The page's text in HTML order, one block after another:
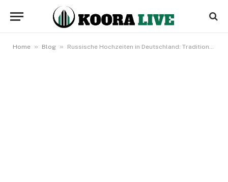
Home » Blog » Russische Hochzeiten in Deutschland: Traditionen, Ablauf und Besonderheiten